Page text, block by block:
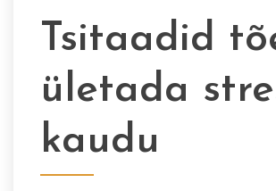
Tsitaadid
ületada
kaudu